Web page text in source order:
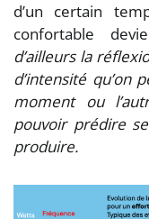
d’un certain
confortable
d’ailleurs la
d’intensité qu’on
moment ou
pouvoir prédire
produire.